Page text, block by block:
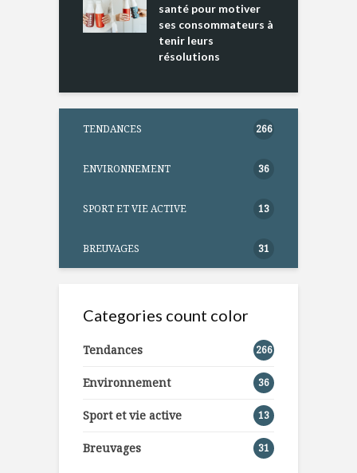
santé pour motiver
ses consommateurs à
tenir leurs
résolutions
TENDANCES 266
ENVIRONNEMENT 36
SPORT ET VIE ACTIVE 13
BREUVAGES 31
Categories count color
Tendances 266
Environnement 36
Sport et vie active 13
Breuvages 31